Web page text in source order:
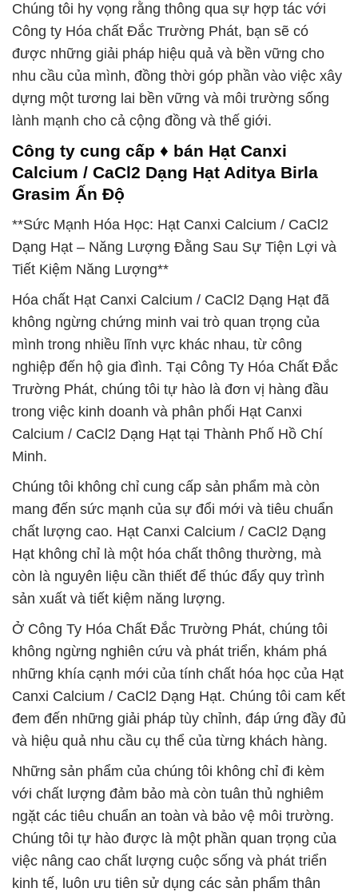
Chúng tôi hy vọng rằng thông qua sự hợp tác với
Công ty Hóa chất Đắc Trường Phát, bạn sẽ có
được những giải pháp hiệu quả và bền vững cho
nhu cầu của mình, đồng thời góp phần vào việc xây
dựng một tương lai bền vững và môi trường sống
lành mạnh cho cả cộng đồng và thế giới.
Công ty cung cấp ♦ bán Hạt Canxi
Calcium / CaCl2 Dạng Hạt Aditya Birla
Grasim Ấn Độ
**Sức Mạnh Hóa Học: Hạt Canxi Calcium / CaCl2
Dạng Hạt – Năng Lượng Đằng Sau Sự Tiện Lợi và
Tiết Kiệm Năng Lượng**
Hóa chất Hạt Canxi Calcium / CaCl2 Dạng Hạt đã
không ngừng chứng minh vai trò quan trọng của
mình trong nhiều lĩnh vực khác nhau, từ công
nghiệp đến hộ gia đình. Tại Công Ty Hóa Chất Đắc
Trường Phát, chúng tôi tự hào là đơn vị hàng đầu
trong việc kinh doanh và phân phối Hạt Canxi
Calcium / CaCl2 Dạng Hạt tại Thành Phố Hồ Chí
Minh.
Chúng tôi không chỉ cung cấp sản phẩm mà còn
mang đến sức mạnh của sự đổi mới và tiêu chuẩn
chất lượng cao. Hạt Canxi Calcium / CaCl2 Dạng
Hạt không chỉ là một hóa chất thông thường, mà
còn là nguyên liệu cần thiết để thúc đẩy quy trình
sản xuất và tiết kiệm năng lượng.
Ở Công Ty Hóa Chất Đắc Trường Phát, chúng tôi
không ngừng nghiên cứu và phát triển, khám phá
những khía cạnh mới của tính chất hóa học của Hạt
Canxi Calcium / CaCl2 Dạng Hạt. Chúng tôi cam kết
đem đến những giải pháp tùy chỉnh, đáp ứng đầy đủ
và hiệu quả nhu cầu cụ thể của từng khách hàng.
Những sản phẩm của chúng tôi không chỉ đi kèm
với chất lượng đảm bảo mà còn tuân thủ nghiêm
ngặt các tiêu chuẩn an toàn và bảo vệ môi trường.
Chúng tôi tự hào được là một phần quan trọng của
việc nâng cao chất lượng cuộc sống và phát triển
kinh tế, luôn ưu tiên sử dụng các sản phẩm thân